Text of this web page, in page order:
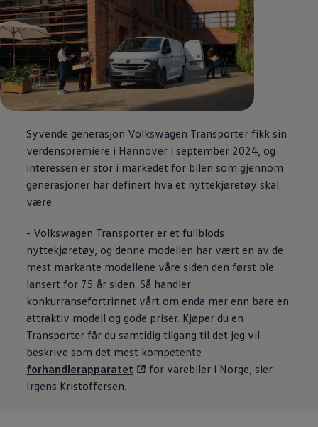
Syvende generasjon Volkswagen Transporter fikk sin
verdenspremiere i Hannover i september 2024, og
interessen er stor i markedet for bilen som gjennom
generasjoner har definert hva et nyttekjøretøy skal
være.
- Volkswagen Transporter er et fullblods
nyttekjøretøy, og denne modellen har vært en av de
mest markante modellene våre siden den først ble
lansert for 75 år siden. Så handler
konkurransefortrinnet vårt om enda mer enn bare en
attraktiv modell og gode priser. Kjøper du en
Transporter får du samtidig tilgang til det jeg vil
beskrive som det mest kompetente
forhandlerapparatet
for varebiler i Norge, sier
Irgens Kristoffersen.